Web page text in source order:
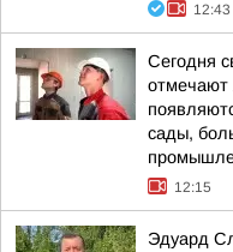
12:43
Сегодня
отмечают
сады,
12:15
Эдуард